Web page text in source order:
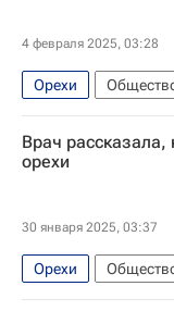
4 февраля 2025, 03:28
Орехи
Московская
Людмила
Врач рассказала,
орехи
30 января 2025, 03:37
Орехи
Московская